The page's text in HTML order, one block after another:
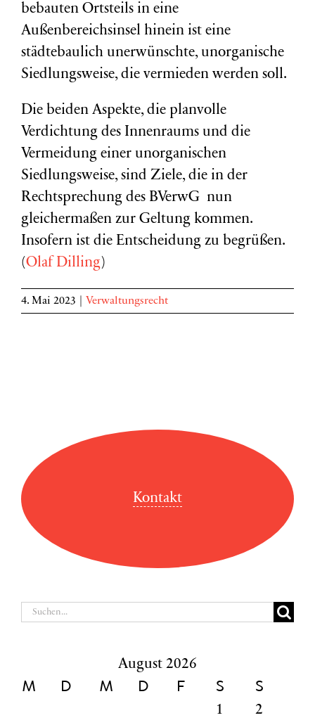
bebauten Ortsteils in eine
Außenbereichsinsel hinein ist eine
städtebaulich unerwünschte, unorganische
Siedlungsweise, die vermieden werden soll.
Die beiden Aspekte, die planvolle
Verdichtung des Innenraums und die
Vermeidung einer unorganischen
Siedlungsweise, sind Ziele, die in der
Rechtsprechung des BVerwG nun
gleichermaßen zur Geltung kommen.
Insofern ist die Entscheidung zu begrüßen.
(Olaf Dilling)
4. Mai 2023 Verwaltungsrecht
Kontakt
Suche
August 2026
M D M D F S S
1 2